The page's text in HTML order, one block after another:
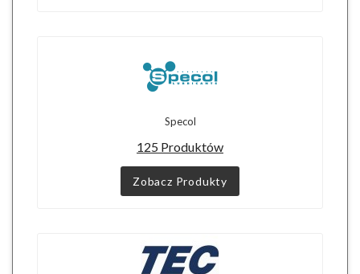
Specol
125 Produktów
Zobacz Produkty